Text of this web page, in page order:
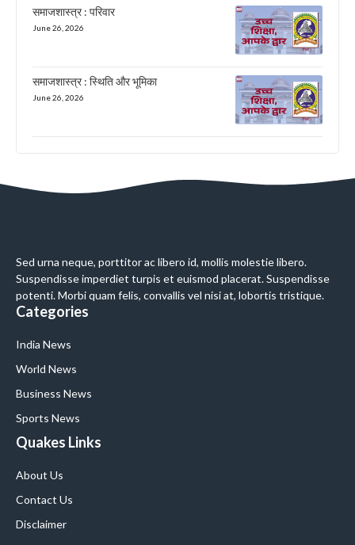
समाजशास्त्र : परिवार
June 26, 2026
समाजशास्त्र : स्थिति और भूमिका
June 26, 2026
Sed urna neque, porttitor ac libero id, mollis molestie libero.
Suspendisse imperdiet turpis et euismod placerat. Suspendisse
potenti. Morbi quam felis, convallis vel nisi at, lobortis tristique.
Categories
India News
World News
Business News
Sports News
Quakes Links
About Us
Contact Us
Disclaimer